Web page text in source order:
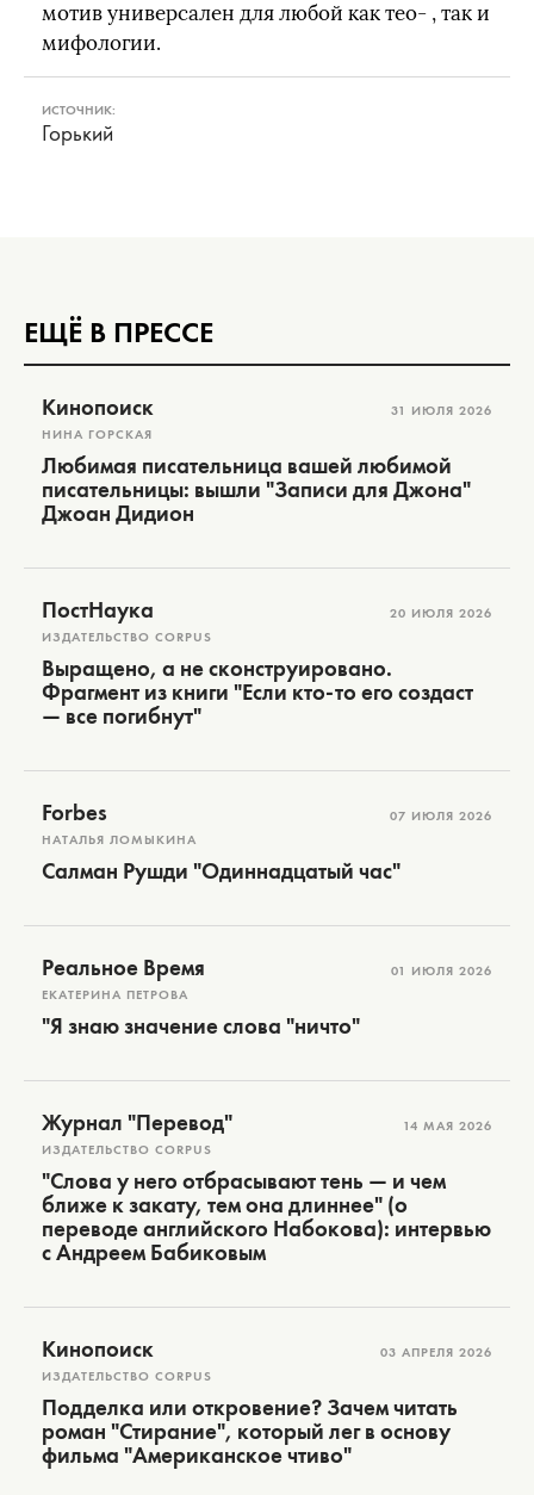
мотив универсален для любой как тео- , так и
мифологии.
ИСТОЧНИК:
Горький
ЕЩЁ В ПРЕССЕ
Кинопоиск
НИНА ГОРСКАЯ
31 ИЮЛЯ 2026
Любимая писательница вашей любимой
писательницы: вышли "Записи для Джона"
Джоан Дидион
ПостНаука
ИЗДАТЕЛЬСТВО CORPUS
20 ИЮЛЯ 2026
Выращено, а не сконструировано.
Фрагмент из книги "Если кто-то его создаст
— все погибнут"
Forbes
НАТАЛЬЯ ЛОМЫКИНА
07 ИЮЛЯ 2026
Салман Рушди "Одиннадцатый час"
Реальное Время
ЕКАТЕРИНА ПЕТРОВА
01 ИЮЛЯ 2026
"Я знаю значение слова "ничто"
Журнал "Перевод"
ИЗДАТЕЛЬСТВО CORPUS
14 МАЯ 2026
"Слова у него отбрасывают тень — и чем
ближе к закату, тем она длиннее" (о
переводе английского Набокова): интервью
с Андреем Бабиковым
Кинопоиск
ИЗДАТЕЛЬСТВО CORPUS
03 АПРЕЛЯ 2026
Подделка или откровение? Зачем читать
роман "Стирание", который лег в основу
фильма "Американское чтиво"